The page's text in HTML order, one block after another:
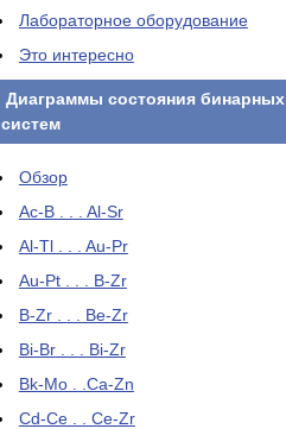
Лабораторное оборудование
Это интересно
Диаграммы состояния бинарных
систем
Обзор
Ac-B . . . Al-Sr
Al-Tl . . . Au-Pr
Au-Pt . . . B-Zr
B-Zr . . . Be-Zr
Bi-Br . . . Bi-Zr
Bk-Mo . .Ca-Zn
Cd-Ce . . Ce-Zr